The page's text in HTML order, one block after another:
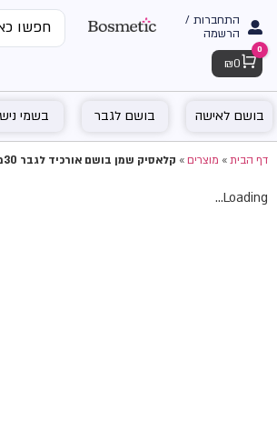
התחברות /
הרשמה
Cart
0
₪ 0
בושם לאישה בושם לגבר בשמי נישה
דף הבית»מוצרים»קלאסיק שמן בושם אורכיד לגבר 30מל
Loading...